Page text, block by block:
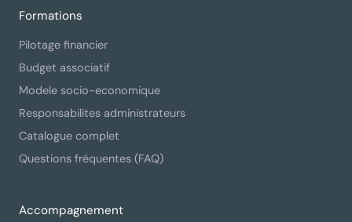
Formations
Pilotage financier
Budget associatif
Modele socio-economique
Responsabilites administrateurs
Catalogue complet
Questions fréquentes (FAQ)
Accompagnement